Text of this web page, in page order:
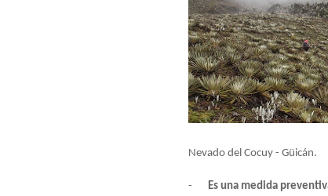
​Nevado del Cocuy - Güicán.
- Es una medida